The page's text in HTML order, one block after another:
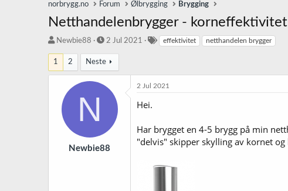
norbrygg.no Forum Ølbrygging Brygging
Netthandelenbrygger - korneffektivitet
T
å
d
Newbie88
S
a
r
2 Jul 2021
k
effektivitet netthandelen brygger
1 2 Neste
N
Newbie88
2 Jul 2021
Hei.
Har brygget en 4-5 brygg på min
"delvis" skipper skylling av kornet